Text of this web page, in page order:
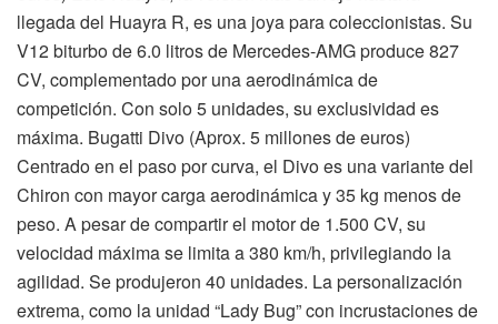
llegada del Huayra R, es una joya para coleccionistas. Su
V12 biturbo de 6.0 litros de Mercedes-AMG produce 827
CV, complementado por una aerodinámica de
competición. Con solo 5 unidades, su exclusividad es
máxima. Bugatti Divo (Aprox. 5 millones de euros)
Centrado en el paso por curva, el Divo es una variante del
Chiron con mayor carga aerodinámica y 35 kg menos de
peso. A pesar de compartir el motor de 1.500 CV, su
velocidad máxima se limita a 380 km/h, privilegiando la
agilidad. Se produjeron 40 unidades. La personalización
extrema, como la unidad “Lady Bug” con incrustaciones de